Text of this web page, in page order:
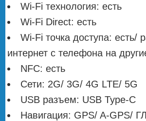
Wi-Fi технология: есть
Wi-Fi Direct: есть
Wi-Fi точка доступа: есть/
интернет с телефона на
NFC: есть
Сети: 2G/ 3G/ 4G LTE/ 5G
USB разъем: USB Type-C
Навигация: GPS/ A-GPS/